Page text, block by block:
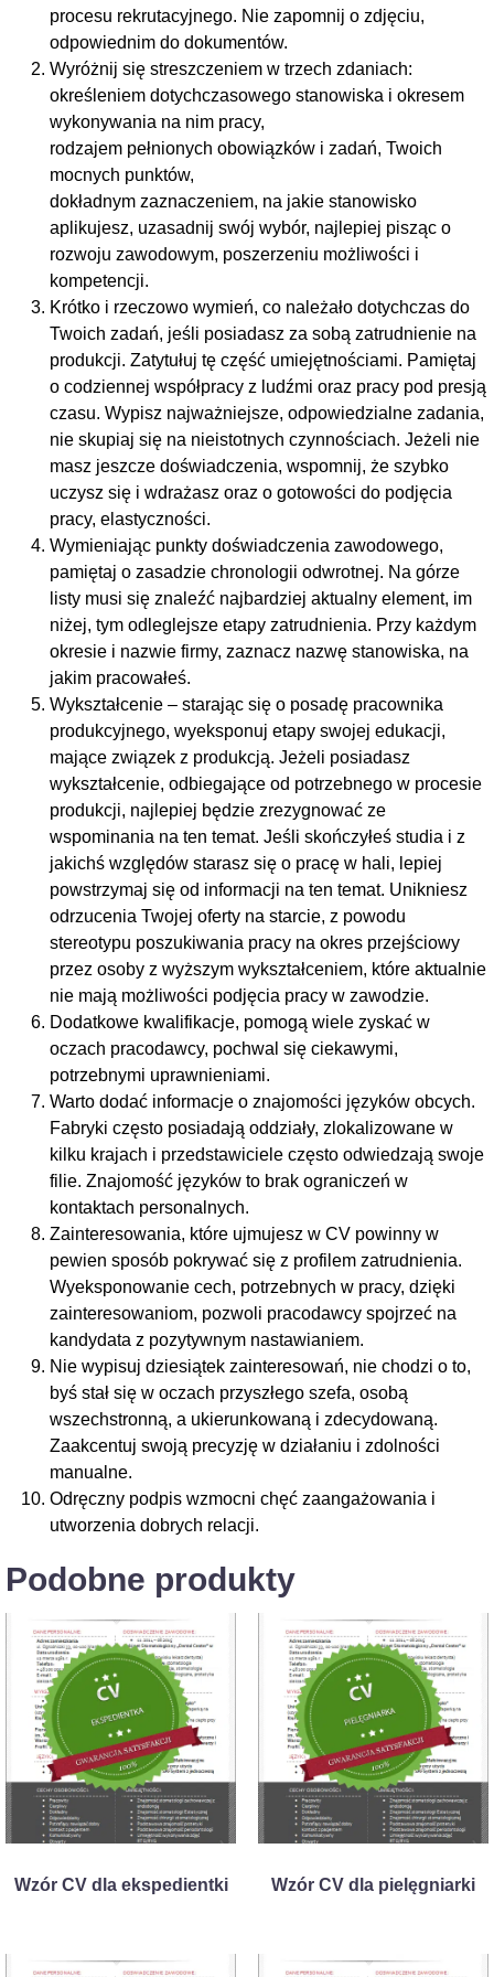
procesu rekrutacyjnego. Nie zapomnij o zdjęciu,
odpowiednim do dokumentów.
Wyróżnij się streszczeniem w trzech zdaniach:
określeniem dotychczasowego stanowiska i okresem
wykonywania na nim pracy,
rodzajem pełnionych obowiązków i zadań, Twoich
mocnych punktów,
dokładnym zaznaczeniem, na jakie stanowisko
aplikujesz, uzasadnij swój wybór, najlepiej pisząc o
rozwoju zawodowym, poszerzeniu możliwości i
kompetencji.
Krótko i rzeczowo wymień, co należało dotychczas do
Twoich zadań, jeśli posiadasz za sobą zatrudnienie na
produkcji. Zatytułuj tę część umiejętnościami. Pamiętaj
o codziennej współpracy z ludźmi oraz pracy pod presją
czasu. Wypisz najważniejsze, odpowiedzialne zadania,
nie skupiaj się na nieistotnych czynnościach. Jeżeli nie
masz jeszcze doświadczenia, wspomnij, że szybko
uczysz się i wdrażasz oraz o gotowości do podjęcia
pracy, elastyczności.
Wymieniając punkty doświadczenia zawodowego,
pamiętaj o zasadzie chronologii odwrotnej. Na górze
listy musi się znaleźć najbardziej aktualny element, im
niżej, tym odleglejsze etapy zatrudnienia. Przy każdym
okresie i nazwie firmy, zaznacz nazwę stanowiska, na
jakim pracowałeś.
Wykształcenie – starając się o posadę pracownika
produkcyjnego, wyeksponuj etapy swojej edukacji,
mające związek z produkcją. Jeżeli posiadasz
wykształcenie, odbiegające od potrzebnego w procesie
produkcji, najlepiej będzie zrezygnować ze
wspominania na ten temat. Jeśli skończyłeś studia i z
jakichś względów starasz się o pracę w hali, lepiej
powstrzymaj się od informacji na ten temat. Unikniesz
odrzucenia Twojej oferty na starcie, z powodu
stereotypu poszukiwania pracy na okres przejściowy
przez osoby z wyższym wykształceniem, które aktualnie
nie mają możliwości podjęcia pracy w zawodzie.
Dodatkowe kwalifikacje, pomogą wiele zyskać w
oczach pracodawcy, pochwal się ciekawymi,
potrzebnymi uprawnieniami.
Warto dodać informacje o znajomości języków obcych.
Fabryki często posiadają oddziały, zlokalizowane w
kilku krajach i przedstawiciele często odwiedzają swoje
filie. Znajomość języków to brak ograniczeń w
kontaktach personalnych.
Zainteresowania, które ujmujesz w CV powinny w
pewien sposób pokrywać się z profilem zatrudnienia.
Wyeksponowanie cech, potrzebnych w pracy, dzięki
zainteresowaniom, pozwoli pracodawcy spojrzeć na
kandydata z pozytywnym nastawianiem.
Nie wypisuj dziesiątek zainteresowań, nie chodzi o to,
byś stał się w oczach przyszłego szefa, osobą
wszechstronną, a ukierunkowaną i zdecydowaną.
Zaakcentuj swoją precyzję w działaniu i zdolności
manualne.
Odręczny podpis wzmocni chęć zaangażowania i
utworzenia dobrych relacji.
Podobne produkty
Wzór CV dla ekspedientki Wzór CV dla pielęgniarki